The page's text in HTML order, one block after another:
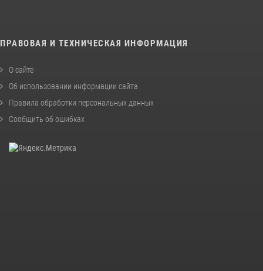
ПРАВОВАЯ И ТЕХНИЧЕСКАЯ ИНФОРМАЦИЯ
О сайте
Об использовании информации сайта
Правила обработки персональных данных
Сообщить об ошибках